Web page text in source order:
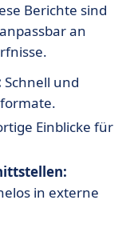
Berichte sind
an
Schnell und
Einblicke für
in externe